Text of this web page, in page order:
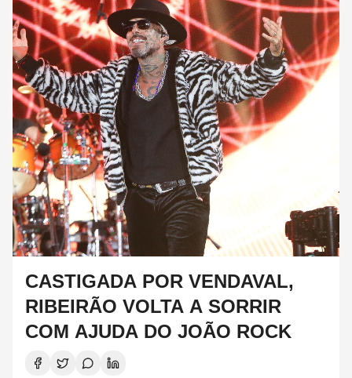
CASTIGADA POR VENDAVAL,
RIBEIRÃO VOLTA A SORRIR
COM AJUDA DO JOÃO ROCK